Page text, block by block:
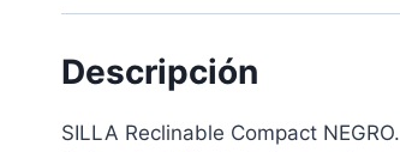
Descripción
SILLA Reclinable Compact